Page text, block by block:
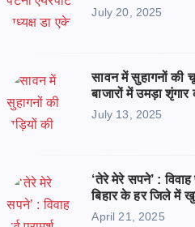
July 20, 2025
सावन में सुहागनों की
बाजारों में उमड़ा
July 13, 2025
‘तेरे मेरे सपने’ : विवाह
बिहार के हर जिले में
April 21, 2025